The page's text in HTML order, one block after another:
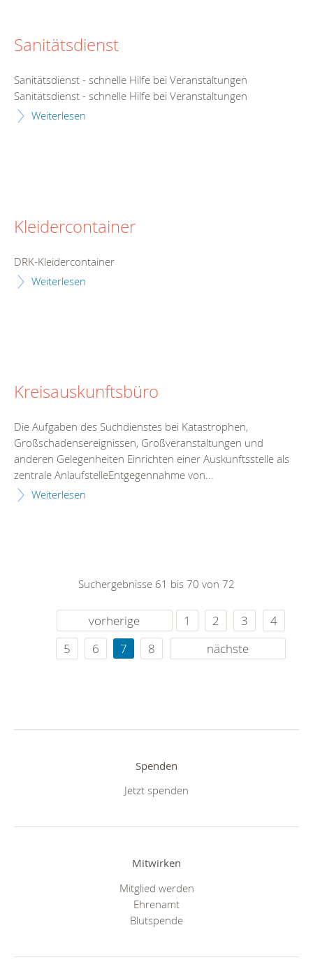
Sanitätsdienst
Sanitätsdienst - schnelle Hilfe bei Veranstaltungen
Sanitätsdienst - schnelle Hilfe bei Veranstaltungen
Weiterlesen
Kleidercontainer
DRK-Kleidercontainer
Weiterlesen
Kreisauskunftsbüro
Die Aufgaben des Suchdienstes bei Katastrophen,
Großschadensereignissen, Großveranstaltungen und
anderen Gelegenheiten Einrichten einer Auskunftsstelle als
zentrale AnlaufstelleEntgegennahme von...
Weiterlesen
Suchergebnisse 61 bis 70 von 72
vorherige 1 2 3
4
5
6 7 8 nächste
Spenden
Jetzt spenden
Mitwirken
Mitglied werden
Ehrenamt
Blutspende